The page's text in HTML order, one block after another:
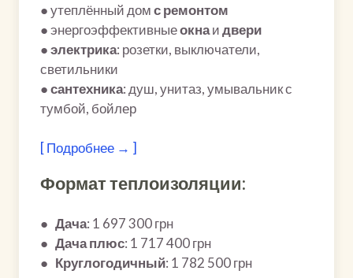
● утеплённый домс ремонтом
● энергоэффективныеокнаидвери
●электрика: розетки, выключатели,
светильники
●сантехника: душ, унитаз, умывальник с
тумбой, бойлер
[ Подробнее → ]
Формат теплоизоляции:
● Дача: 1 697 300 грн
● Дача плюс: 1 717 400 грн
● Круглогодичный: 1 782 500 грн